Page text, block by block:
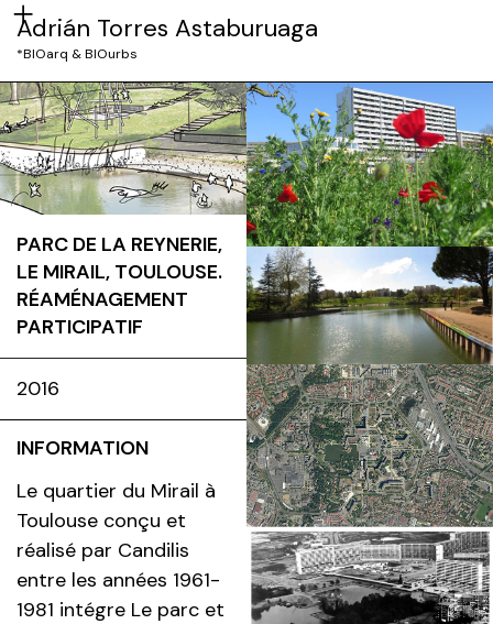
Adrián Torres Astaburuaga
*BIOarq & BIOurbs
PARC DE LA REYNERIE,
LE MIRAIL, TOULOUSE.
RÉAMÉNAGEMENT
PARTICIPATIF
2016
INFORMATION
Le quartier du Mirail à
Toulouse conçu et
réalisé par Candilis
entre les années 1961-
1981 intégre Le parc et